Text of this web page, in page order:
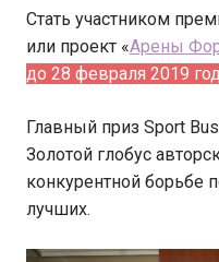
Стать участником
или проект «Арены
до 28 февраля 2019
Главный приз Sport
Золотой глобус
конкурентной борьбе
лучших.